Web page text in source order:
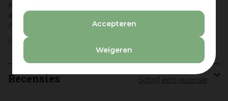
Accepteren
Weigeren
Kom dan langs bij tuincentrum Osdorp en bekijk het grote
assortiment, exclusieve kerstboomversiering van Kurt S.
Adler!
Kurt S. Adler
Recensies Schrijf een recensie